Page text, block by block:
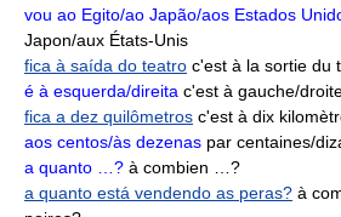
vou ao Egito/ao Japão/aos Estados
Japon/aux États-Unis
fica à saída do teatro c'est à la sortie du
é à esquerda/direita c'est à gauche/
fica a dez quilômetros c'est à dix
aos centos/às dezenas par centaines/
a quanto …? à combien …?
a quanto está vendendo as peras? à